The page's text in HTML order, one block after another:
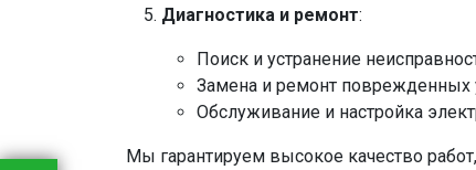
Диагностика и ремонт:
Поиск и устранение
Замена и ремонт поврежденных
Обслуживание и настройка
Мы гарантируем высокое качество